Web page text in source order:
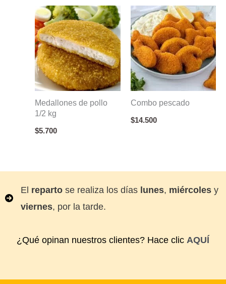
Medallones de pollo
1/2 kg
$5.700
Combo pescado
$14.500
El reparto se realiza los días lunes, miércoles y
viernes, por la tarde.
¿Qué opinan nuestros clientes? Hace clic AQUÍ